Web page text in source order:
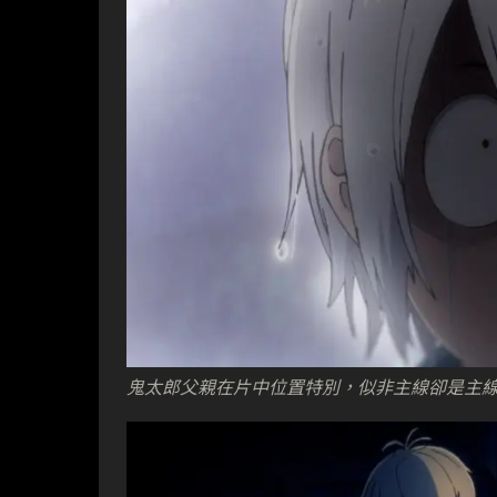
鬼太郎父親在片中位置特別，似非主線卻是主